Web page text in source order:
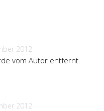
2012
vom Autor entfernt.
2012